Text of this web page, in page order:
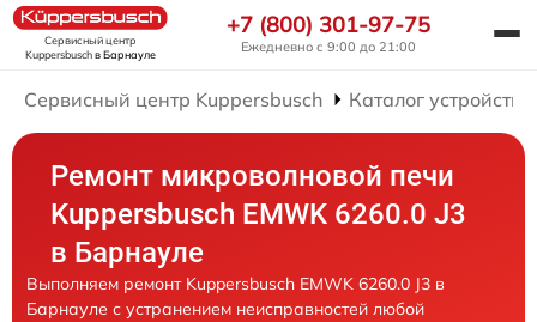
Сервисный центр
Kuppersbuschв Барнауле
+7 (800) 301-97-75
Ежедневно с 9:00 до 21:00
Сервисный центр Kuppersbusch Каталог устройств
Ремонт микроволновой печи
Kuppersbusch EMWK 6260.0 J3
в Барнауле
Выполняем ремонт Kuppersbusch EMWK 6260.0 J3 в
Барнауле с устранением неисправностей любой